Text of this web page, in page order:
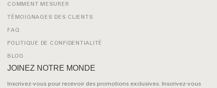
COMMENT MESURER
TÉMOIGNAGES DES CLIENTS
FAQ
POLITIQUE DE CONFIDENTIALITÉ
BLOG
JOINEZ NOTRE MONDE
Inscrivez-vous pour recevoir des promotions exclusives. Inscrivez-vous